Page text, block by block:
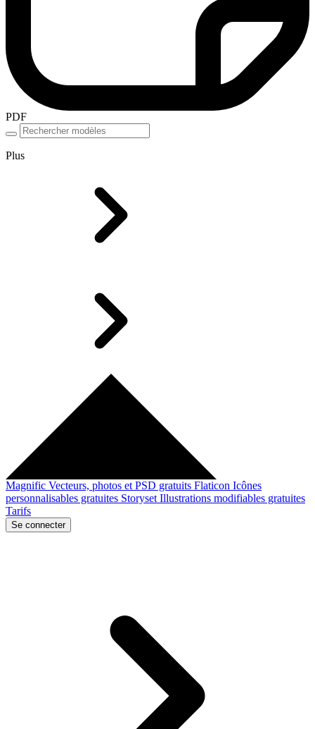
PDF
Plus
Magnific Vecteurs, photos et PSD gratuits Flaticon Icônes
personnalisables gratuites Storyset Illustrations modifiables gratuites
Tarifs
Se connecter